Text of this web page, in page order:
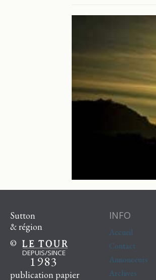
Sutton
& région
©
DEPUIS/SINCE
1983
publication papier
INFO
Accueil
Contact
Annonceurs
Archives